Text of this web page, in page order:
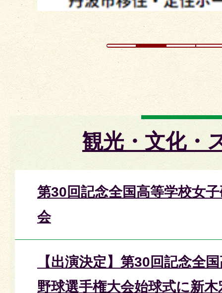
観光・文化・
第30回記念全国高等学校女
会
【出演決定】第30回記念全
野球選手権大会始球式に新